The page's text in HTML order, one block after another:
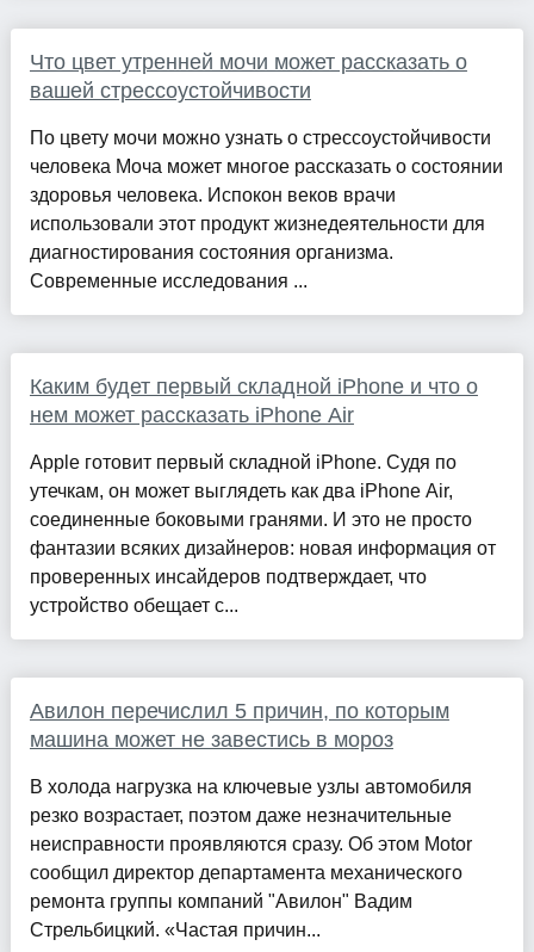
Что цвет утренней мочи может рассказать о
вашей стрессоустойчивости
По цвету мочи можно узнать о стрессоустойчивости
человека Моча может многое рассказать о состоянии
здоровья человека. Испокон веков врачи
использовали этот продукт жизнедеятельности для
диагностирования состояния организма.
Современные исследования ...
Каким будет первый складной iPhone и что о
нем может рассказать iPhone Air
Apple готовит первый складной iPhone. Судя по
утечкам, он может выглядеть как два iPhone Air,
соединенные боковыми гранями. И это не просто
фантазии всяких дизайнеров: новая информация от
проверенных инсайдеров подтверждает, что
устройство обещает с...
Авилон перечислил 5 причин, по которым
машина может не завестись в мороз
В холода нагрузка на ключевые узлы автомобиля
резко возрастает, поэтом даже незначительные
неисправности проявляются сразу. Об этом Motor
сообщил директор департамента механического
ремонта группы компаний "Авилон" Вадим
Стрельбицкий. «Частая причин...